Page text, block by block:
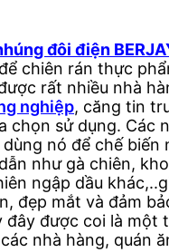
đôi điện
chiên rán thực
rất nhiều nhà
nghiệp, căng tin
chọn sử dụng. Các
nó để chế biến
như gà chiên,
ngập dầu
đẹp mắt và đảm
đây được coi là một
nhà hàng, quán